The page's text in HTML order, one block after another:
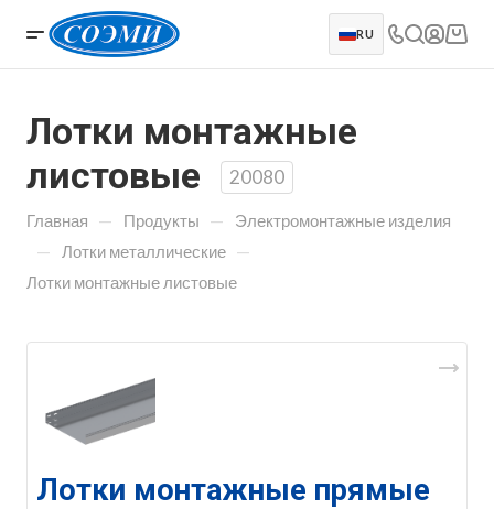
RU
Лотки монтажные
листовые
20080
Главная — Продукты — Электромонтажные изделия
— Лотки металлические —
Лотки монтажные листовые
Лотки монтажные прямые